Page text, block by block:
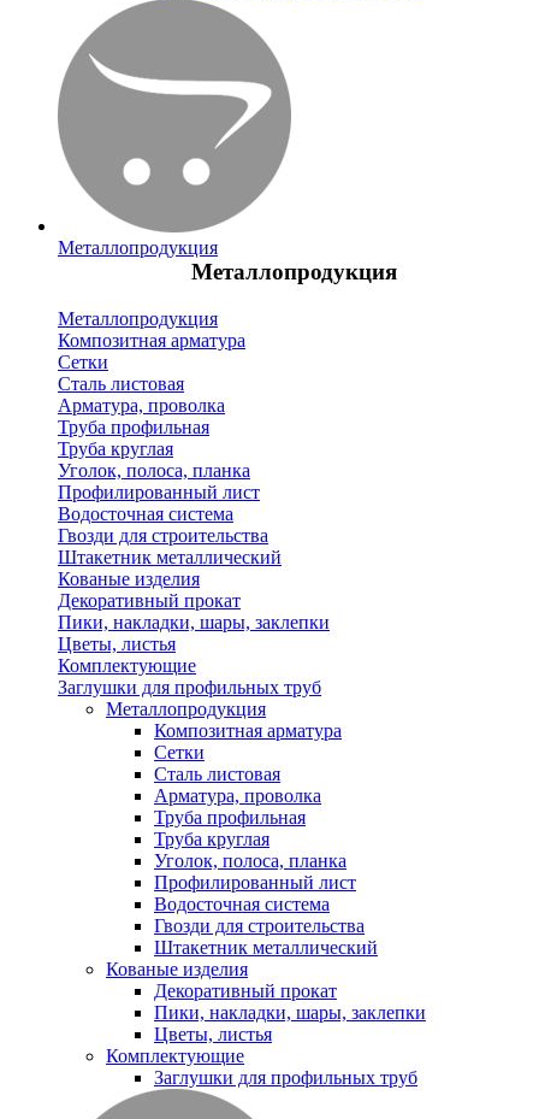
Металлопродукция
Металлопродукция
Металлопродукция
Композитная арматура
Сетки
Сталь листовая
Арматура, проволка
Труба профильная
Труба круглая
Уголок, полоса, планка
Профилированный лист
Водосточная система
Гвозди для строительства
Штакетник металлический
Кованые изделия
Декоративный прокат
Пики, накладки, шары, заклепки
Цветы, листья
Комплектующие
Заглушки для профильных труб
Металлопродукция
Композитная арматура
Сетки
Сталь листовая
Арматура, проволка
Труба профильная
Труба круглая
Уголок, полоса, планка
Профилированный лист
Водосточная система
Гвозди для строительства
Штакетник металлический
Кованые изделия
Декоративный прокат
Пики, накладки, шары, заклепки
Цветы, листья
Комплектующие
Заглушки для профильных труб